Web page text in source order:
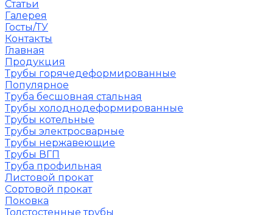
Статьи
Галерея
Госты/ТУ
Контакты
Главная
Продукция
Трубы горячедеформированные
Популярное
Труба бесшовная стальная
Трубы холоднодеформированные
Трубы котельные
Трубы электросварные
Трубы нержавеющие
Трубы ВГП
Труба профильная
Листовой прокат
Сортовой прокат
Поковка
Толстостенные трубы